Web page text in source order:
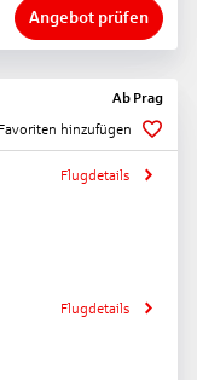
Angebot prüfen
Ab Prag
hinzufügen
Flugdetails
Flugdetails